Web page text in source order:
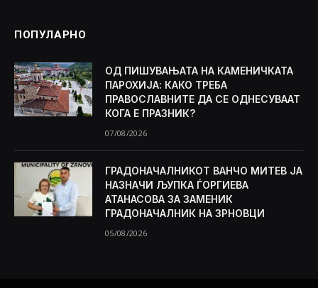
ПОПУЛАРНО
ОД ПИШУВАЊАТА НА КАМЕНИЧКАТА
ПАРОХИЈА: КАКО ТРЕБА
ПРАВОСЛАВНИТЕ ДА СЕ ОДНЕСУВААТ
КОГА Е ПРАЗНИК?
07/08/2026
ГРАДОНАЧАЛНИКОТ ВАНЧО МИТЕВ ЈА
НАЗНАЧИ ЉУПКА ЃОРГИЕВА
АТАНАСОВА ЗА ЗАМЕНИК
ГРАДОНАЧАЛНИК НА ЗРНОВЦИ
05/08/2026